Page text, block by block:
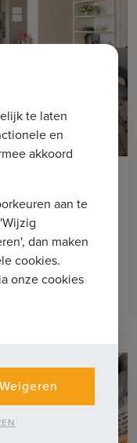
van de zee
te laten
en
akkoord
aan te
dan maken
cookies.
onze cookies
Weigeren